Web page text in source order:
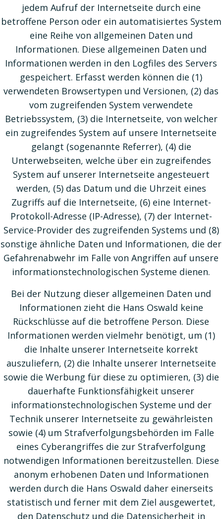
jedem Aufruf der Internetseite durch eine
betroffene Person oder ein automatisiertes System
eine Reihe von allgemeinen Daten und
Informationen. Diese allgemeinen Daten und
Informationen werden in den Logfiles des Servers
gespeichert. Erfasst werden können die (1)
verwendeten Browsertypen und Versionen, (2) das
vom zugreifenden System verwendete
Betriebssystem, (3) die Internetseite, von welcher
ein zugreifendes System auf unsere Internetseite
gelangt (sogenannte Referrer), (4) die
Unterwebseiten, welche über ein zugreifendes
System auf unserer Internetseite angesteuert
werden, (5) das Datum und die Uhrzeit eines
Zugriffs auf die Internetseite, (6) eine Internet-
Protokoll-Adresse (IP-Adresse), (7) der Internet-
Service-Provider des zugreifenden Systems und (8)
sonstige ähnliche Daten und Informationen, die der
Gefahrenabwehr im Falle von Angriffen auf unsere
informationstechnologischen Systeme dienen.
Bei der Nutzung dieser allgemeinen Daten und
Informationen zieht die Hans Oswald keine
Rückschlüsse auf die betroffene Person. Diese
Informationen werden vielmehr benötigt, um (1)
die Inhalte unserer Internetseite korrekt
auszuliefern, (2) die Inhalte unserer Internetseite
sowie die Werbung für diese zu optimieren, (3) die
dauerhafte Funktionsfähigkeit unserer
informationstechnologischen Systeme und der
Technik unserer Internetseite zu gewährleisten
sowie (4) um Strafverfolgungsbehörden im Falle
eines Cyberangriffes die zur Strafverfolgung
notwendigen Informationen bereitzustellen. Diese
anonym erhobenen Daten und Informationen
werden durch die Hans Oswald daher einerseits
statistisch und ferner mit dem Ziel ausgewertet,
den Datenschutz und die Datensicherheit in